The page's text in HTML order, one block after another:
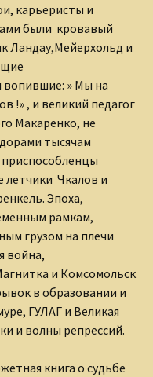
карьеристы и
были кровавый
Ландау,Мейерхольд и
» Мы на
!» , и великий педагог
Макаренко, не
тысячам
летчики Чкалов и
Эпоха,
рамкам,
грузом на плечи
война,
и Комсомольск
в образовании и
ГУЛАГ и Великая
и волны репрессий.
книга о судьбе